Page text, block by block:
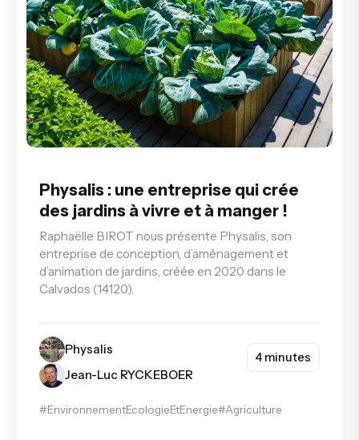
Physalis : une entreprise qui crée
des jardins à vivre et à manger !
Raphaëlle BIROT nous présente Physalis, son
entreprise de conception, d’aménagement et
d’animation de jardins, créée en 2020 dans le
Calvados (14120).
Physalis
Jean-Luc RYCKEBOER
4 minutes
#EnvironnementEcologieEtEnergie#Agriculture